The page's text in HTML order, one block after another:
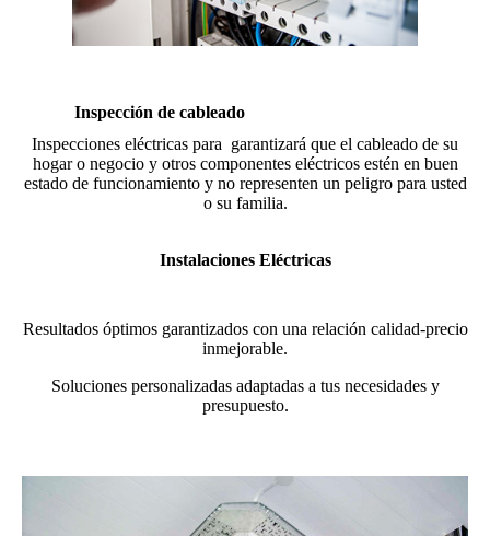
Inspección de cableado
Inspecciones eléctricas para garantizará que el cableado de su
hogar o negocio y otros componentes eléctricos estén en buen
estado de funcionamiento y no representen un peligro para usted
o su familia.
Instalaciones Eléctricas
Resultados óptimos garantizados con una relación calidad-precio
inmejorable.
Soluciones personalizadas adaptadas a tus necesidades y
presupuesto.